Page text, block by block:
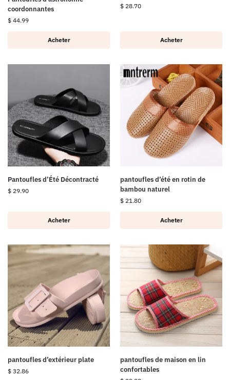
coordonnantes
$ 44.99
Acheter
$ 28.70
Acheter
Pantoufles d’Été Décontracté
$ 29.90
Acheter
pantoufles d’été en rotin de
bambou naturel
$ 21.80
Acheter
pantoufles d’extérieur plate
$ 32.86
pantoufles de maison en lin
confortables